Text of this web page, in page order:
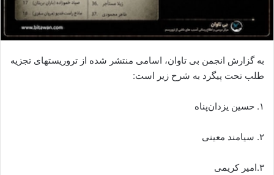
به گزارش انجمن بی تاوان، اسامی منتشر شده از تروریستهای تجزیه
طلب تحت پیگرد به شرح زیر است:
۱. حسین یزدان‌پناه
۲. سیامند معینی
۳.امیر کریمی